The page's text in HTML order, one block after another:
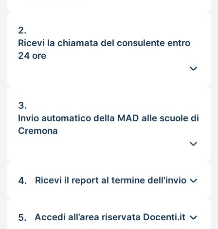
2.
Ricevi la chiamata del consulente entro
24 ore
3.
Invio automatico della MAD alle scuole di
Cremona
4. Ricevi il report al termine dell'invio
5. Accedi all’area riservata Docenti.it